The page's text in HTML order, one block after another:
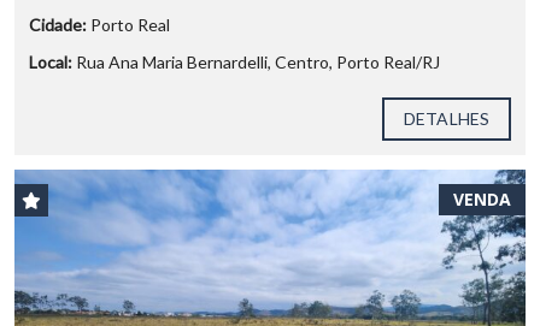
Cidade: Porto Real
Local: Rua Ana Maria Bernardelli, Centro, Porto Real/RJ
DETALHES
VENDA